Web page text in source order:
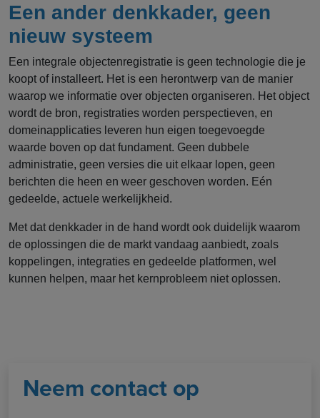
Een ander denkkader, geen
nieuw systeem
Een integrale objectenregistratie is geen technologie die je
koopt of installeert. Het is een herontwerp van de manier
waarop we informatie over objecten organiseren. Het object
wordt de bron, registraties worden perspectieven, en
domeinapplicaties leveren hun eigen toegevoegde
waarde boven op dat fundament. Geen dubbele
administratie, geen versies die uit elkaar lopen, geen
berichten die heen en weer geschoven worden. Eén
gedeelde, actuele werkelijkheid.
Met dat denkkader in de hand wordt ook duidelijk waarom
de oplossingen die de markt vandaag aanbiedt, zoals
koppelingen, integraties en gedeelde platformen, wel
kunnen helpen, maar het kernprobleem niet oplossen.
Neem contact op